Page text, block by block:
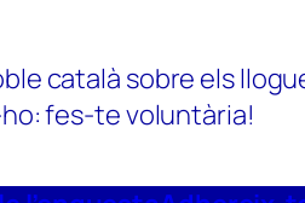
català sobre els
fes-te voluntària!